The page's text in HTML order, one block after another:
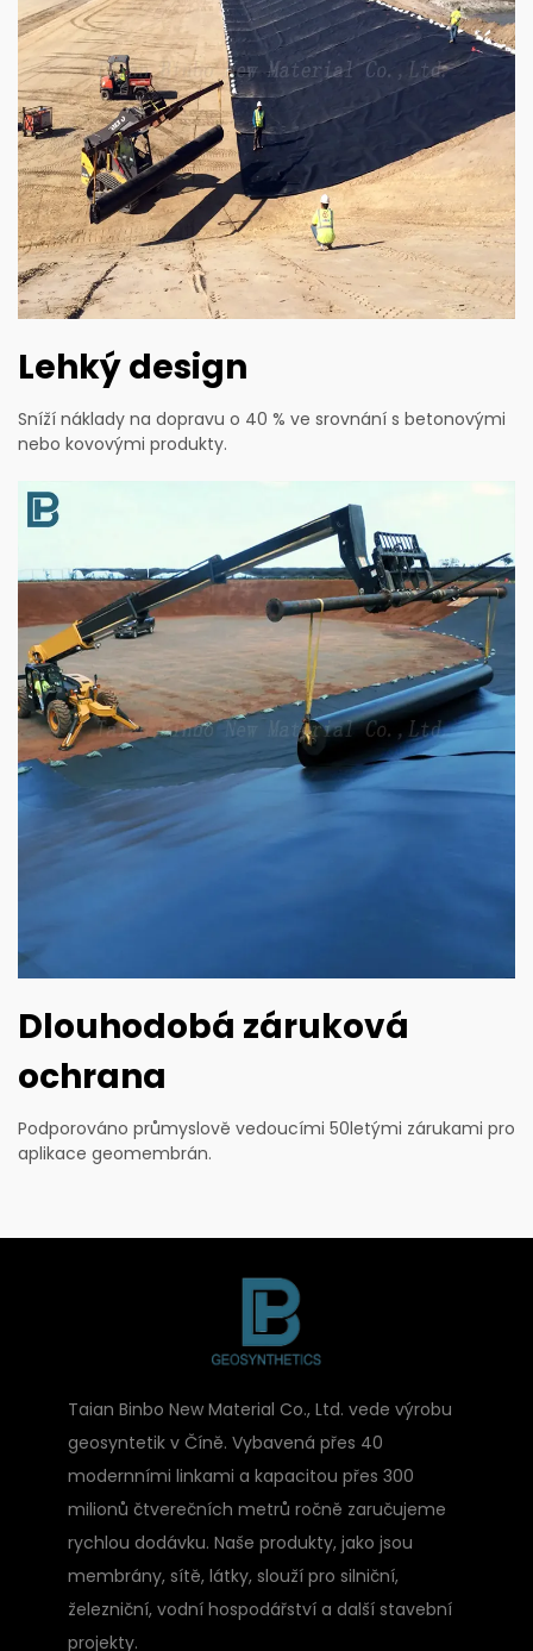
Lehký design
Sníží náklady na dopravu o 40 % ve srovnání s betonovými
nebo kovovými produkty.
Dlouhodobá záruková
ochrana
Podporováno průmyslově vedoucími 50letými zárukami pro
aplikace geomembrán.
Taian Binbo New Material Co., Ltd. vede výrobu
geosyntetik v Číně. Vybavená přes 40
modernními linkami a kapacitou přes 300
milionů čtverečních metrů ročně zaručujeme
rychlou dodávku. Naše produkty, jako jsou
membrány, sítě, látky, slouží pro silniční,
železniční, vodní hospodářství a další stavební
projekty.